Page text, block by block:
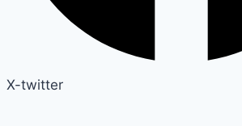
X-twitter